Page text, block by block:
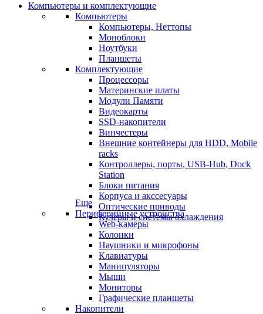
Компьютеры и комплектующие
Компьютеры
Компьютеры, Неттопы
Моноблоки
Ноутбуки
Планшеты
Комплектующие
Процессоры
Материнские платы
Модули Памяти
Видеокарты
SSD-накопители
Винчестеры
Внешние контейнеры для HDD, Mobile
racks
Контроллеры, порты, USB-Hub, Dock
Station
Блоки питания
Корпуса и акссесуары
Оптические приводы
Кулеры и системы охлаждения
Еще
Периферийные устройства
Web-камеры
Колонки
Наушники и микрофоны
Клавиатуры
Манипуляторы
Мыши
Мониторы
Графические планшеты
Накопители